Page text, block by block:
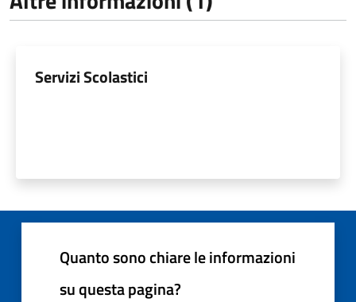
Servizi Scolastici
Quanto sono chiare le informazioni
su questa pagina?